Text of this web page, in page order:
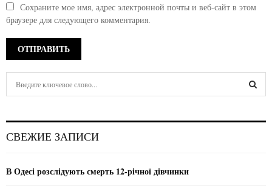
Сохраните мое имя, адрес электронной почты и веб-сайт в этом
браузере для следующего комментария.
h
o
СВЕЖИЕ ЗАПИСИ
В Одесі розслідують смерть 12-річної дівчинки